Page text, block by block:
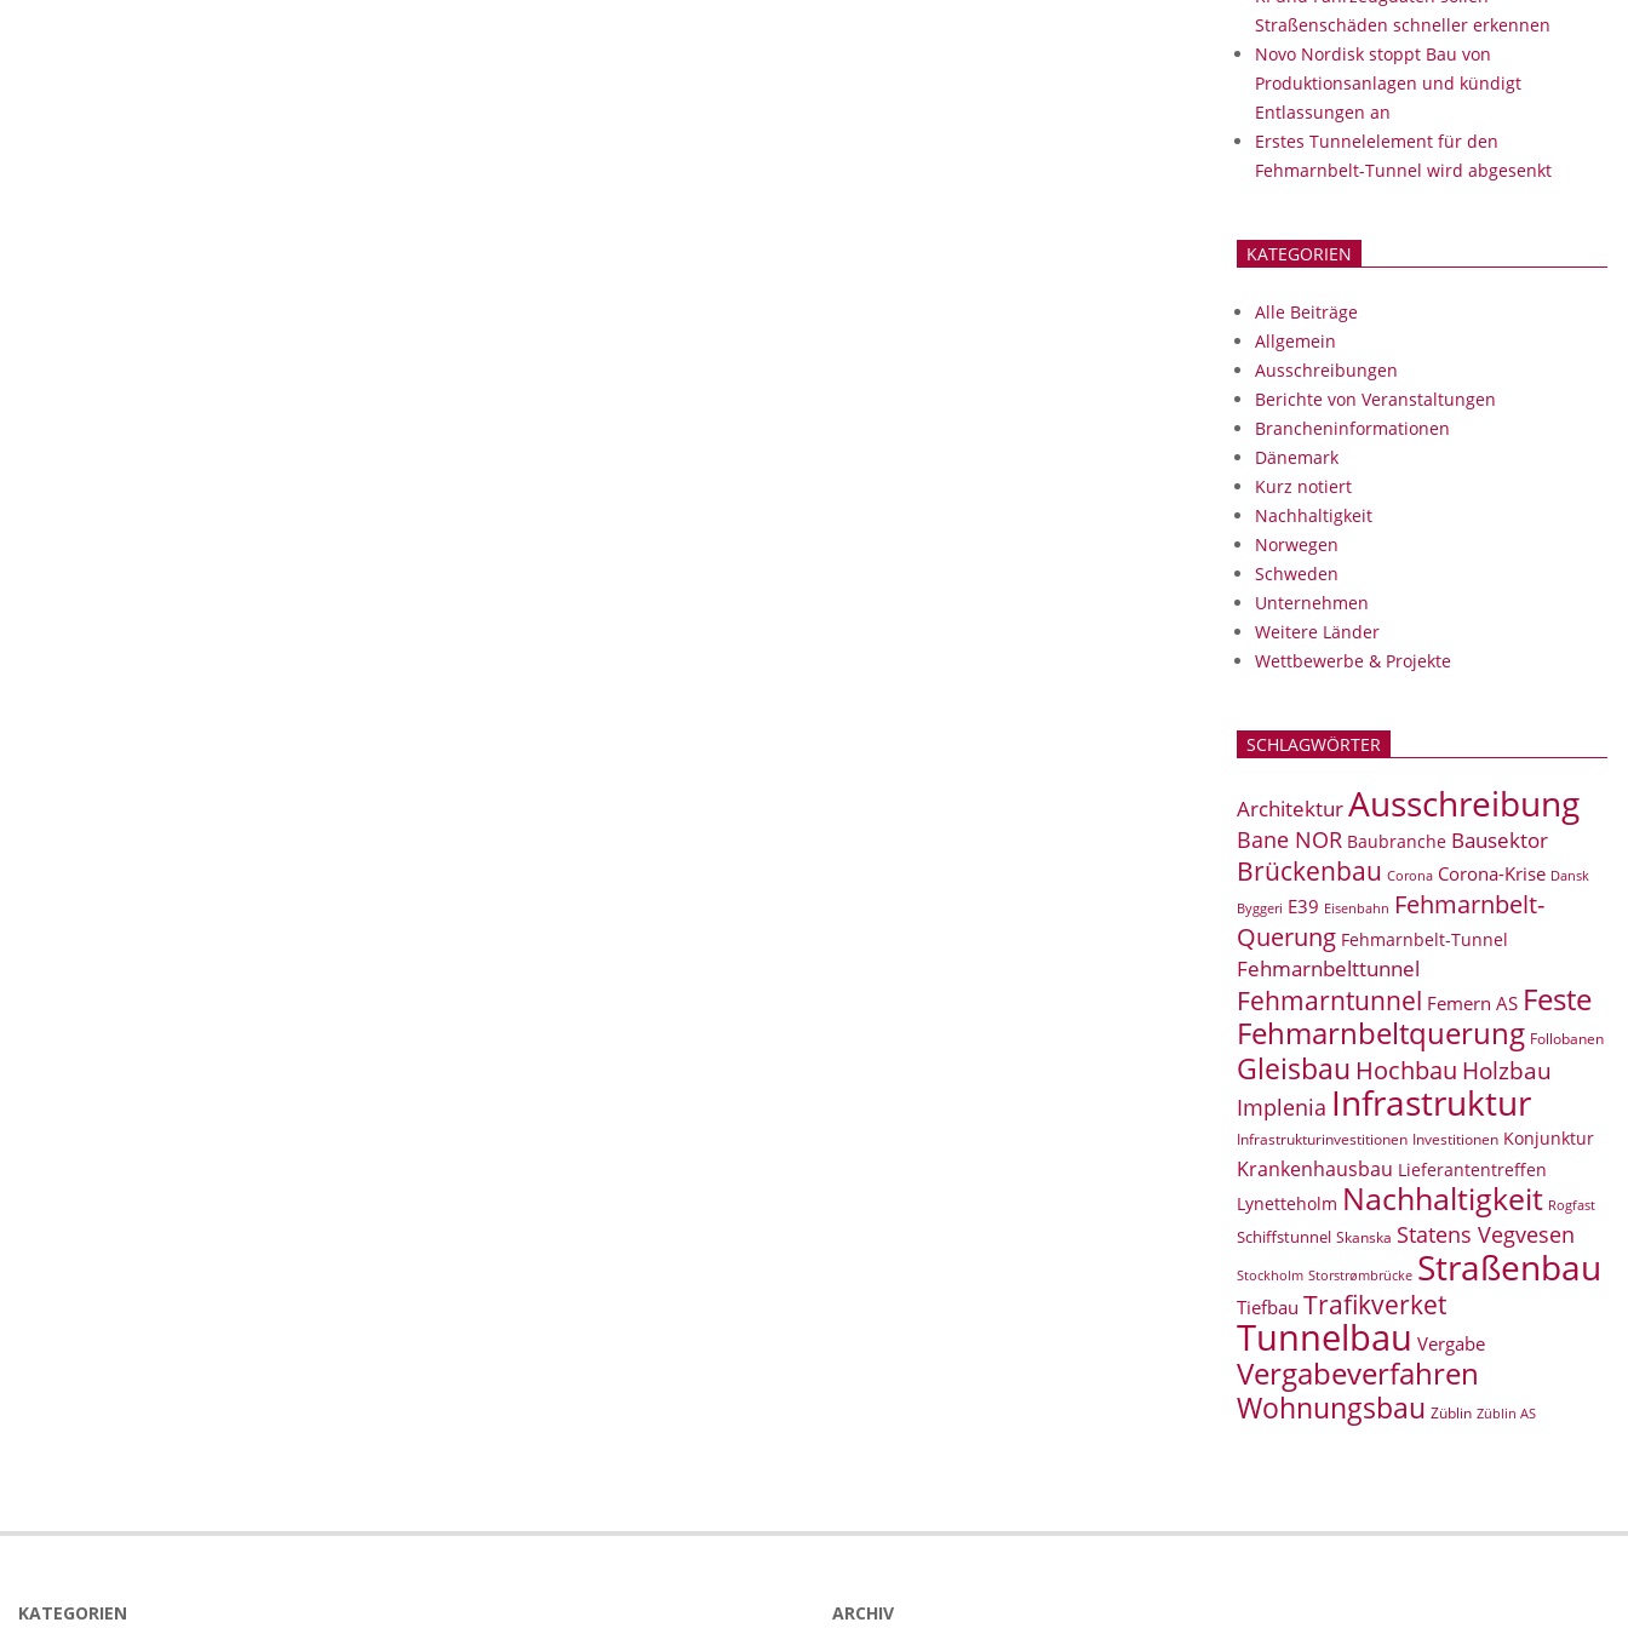
Straßenschäden schneller erkennen
Novo Nordisk stoppt Bau von
Produktionsanlagen und kündigt
Entlassungen an
Erstes Tunnelelement für den
Fehmarnbelt-Tunnel wird abgesenkt
KATEGORIEN
Alle Beiträge
Allgemein
Ausschreibungen
Berichte von Veranstaltungen
Brancheninformationen
Dänemark
Kurz notiert
Nachhaltigkeit
Norwegen
Schweden
Unternehmen
Weitere Länder
Wettbewerbe & Projekte
SCHLAGWÖRTER
ArchitekturAusschreibung
Bane NOR Baubranche Bausektor
Brückenbau Corona Corona-Krise Dansk
Byggeri E39 Eisenbahn Fehmarnbelt-
Querung Fehmarnbelt-Tunnel
Fehmarnbelttunnel
Fehmarntunnel Femern AS Feste
Fehmarnbeltquerung Follobanen
Gleisbau Hochbau Holzbau
Implenia Infrastruktur
Infrastrukturinvestitionen Investitionen Konjunktur
Krankenhausbau Lieferantentreffen
Lynetteholm Nachhaltigkeit Rogfast
Schiffstunnel Skanska Statens Vegvesen
Stockholm Storstrømbrücke Straßenbau
Tiefbau Trafikverket
Tunnelbau Vergabe
Vergabeverfahren
Wohnungsbau Züblin Züblin AS
KATEGORIEN ARCHIV